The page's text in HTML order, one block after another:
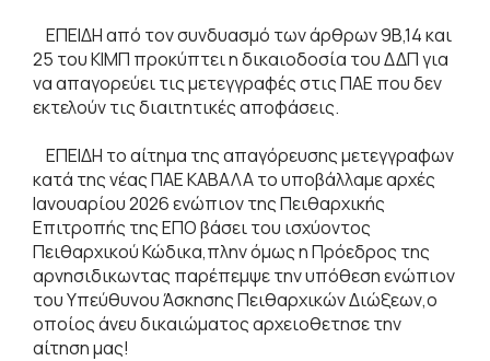
ΕΠΕΙΔΗ από τον συνδυασμό των άρθρων 9Β,14 και
25 του ΚΙΜΠ προκύπτει η δικαιοδοσία του ΔΔΠ για
να απαγορεύει τις μετεγγραφές στις ΠΑΕ που δεν
εκτελούν τις διαιτητικές αποφάσεις.
ΕΠΕΙΔΗ το αίτημα της απαγόρευσης μετεγγραφων
κατά της νέας ΠΑΕ ΚΑΒΑΛΑ το υποβάλλαμε αρχές
Ιανουαρίου 2026 ενώπιον της Πειθαρχικής
Επιτροπής της ΕΠΟ βάσει του ισχύοντος
Πειθαρχικού Κώδικα,πλην όμως η Πρόεδρος της
αρνησιδικωντας παρέπεμψε την υπόθεση ενώπιον
του Υπεύθυνου Άσκησης Πειθαρχικών Διώξεων,ο
οποίος άνευ δικαιώματος αρχειοθετησε την
αίτηση μας!